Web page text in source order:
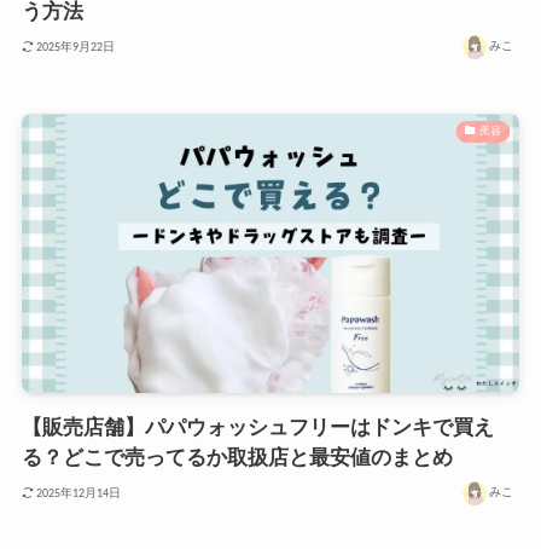
う方法
2025年9月22日 みこ
美容
【販売店舗】パパウォッシュフリーはドンキで買え
る？どこで売ってるか取扱店と最安値のまとめ
2025年12月14日 みこ